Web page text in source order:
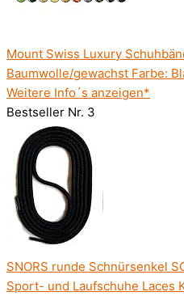
Mount Swiss Luxury
Baumwolle/gewachst Farbe:
Weitere Info´s anzeigen*
Bestseller Nr. 3
SNORS runde Schnürsenkel
Sport- und Laufschuhe Laces